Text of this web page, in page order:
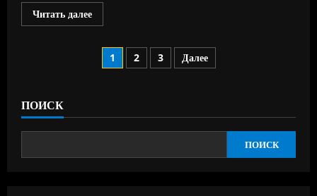
Читать далееПрочитать
больше
помпы
охлаждения
двигателя:
Пагинация
1 2 3 Далее
ПОИСК
ПОИСК